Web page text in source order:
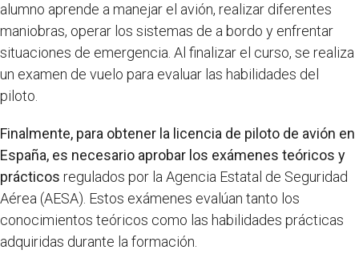
alumno aprende a manejar el avión, realizar diferentes
maniobras, operar los sistemas de a bordo y enfrentar
situaciones de emergencia. Al finalizar el curso, se realiza
un examen de vuelo para evaluar las habilidades del
piloto.
Finalmente, para obtener la licencia de piloto de avión en
España, es necesario aprobar los exámenes teóricos y
prácticos regulados por la Agencia Estatal de Seguridad
Aérea (AESA). Estos exámenes evalúan tanto los
conocimientos teóricos como las habilidades prácticas
adquiridas durante la formación.